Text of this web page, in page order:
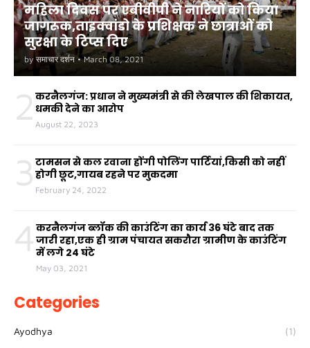
महिला दिवस पर एबीवीपी ने नारियों को किया
जागरूक,ताइक्वांडो के प्रशिक्षक ने छात्राओं को
सुरक्षा के टिप्स दिए
by समाचार दर्शन • March 08, 2021
2 करनैलगंज: प्रधान ने मुख्यमंत्री से की लेखपाल की शिकायत,
धमकी देने का आरोप
August 22, 2023
3 टामसन से कल रवाना होंगी पोलिंग पार्टियां,किसी को नहीं
होगी छूट,गायब रहने पर मुकदमा
February 24, 2022
4 करनैलगंज ब्लॉक की काउंटिंग का कार्य 36 घंटे बाद तक
जारी रहा,एक ही ग्राम पंचायत सकरौरा ग्रामीण के काउंटिंग
में लगे 24 घंटे
May 03, 2021
Categories
Ayodhya (1)